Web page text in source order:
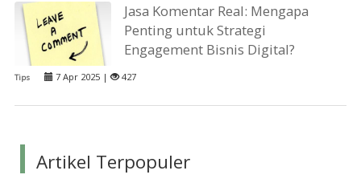
Jasa Komentar Real: Mengapa
Penting untuk Strategi
Engagement Bisnis Digital?
Tips 7 Apr 2025 | 427
Artikel Terpopuler